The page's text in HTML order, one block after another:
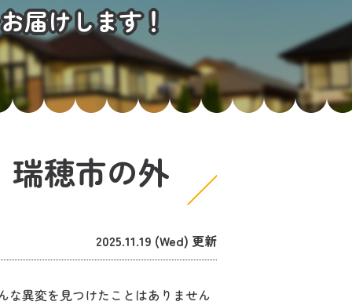
届けします！
穂市の外
2025.11.19 (Wed) 更新
な異変を見つけたことはありません